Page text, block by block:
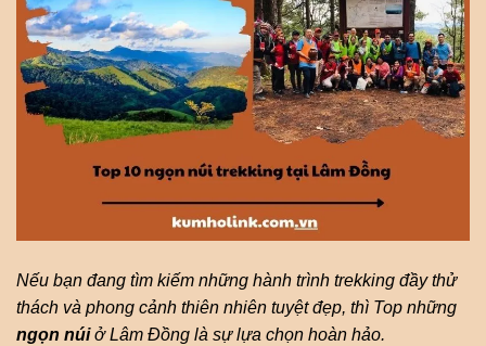
Nếu bạn đang tìm kiếm những hành trình trekking đầy thử
thách và phong cảnh thiên nhiên tuyệt đẹp, thì Top những
ngọn núiở Lâm Đồng là sự lựa chọn hoàn hảo.